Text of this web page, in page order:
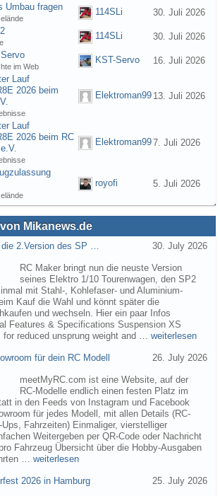
Umbau fragen
114SLi
30. Juli 2026
114SLi
30. Juli 2026
im Web
KST-Servo
16. Juli 2026
Lauf
2026 beim
Elektroman99 13. Juli 2026
Lauf
2026 beim RC
Elektroman997. Juli 2026
royofi 5. Juli 2026
Mikanews.de
die 2.Version des SP … 30. July 2026
RC Maker bringt nun die neuste Version
seines Elektro 1/10 Tourenwagen, den SP2
mit Stahl-, Kohlefaser- und Aluminium-
Kauf die Wahl und könnt später die
und wechseln. Hier ein paar Infos
Features & Specifications Suspension XS
reduced unsprung weight and … weiterlesen
für dein RC Modell 26. July 2026
meetMyRC.com ist eine Website, auf der
RC-Modelle endlich einen festen Platz im
in den Feeds von Instagram und Facebook
für jedes Modell, mit allen Details (RC-
Ups, Fahrzeiten) Einmaliger, vierstelliger
Weitergeben per QR-Code oder Nachricht
Fahrzeug Übersicht über die Hobby-Ausgaben
… weiterlesen
2026 in Hamburg 25. July 2026